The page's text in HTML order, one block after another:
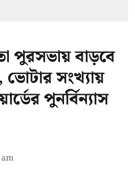
বাড়বে
সংখ্যায়
পুনর্বিন্যাস